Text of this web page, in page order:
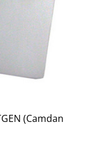
(Camdan